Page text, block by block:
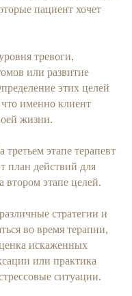
пациент хочет
тревоги,
или развитие
этих целей
именно клиент
жизни.
третьем этапе терапевт
план действий для
этапе целей.
стратегии и
во время терапии,
искаженных
или практика
ситуации.